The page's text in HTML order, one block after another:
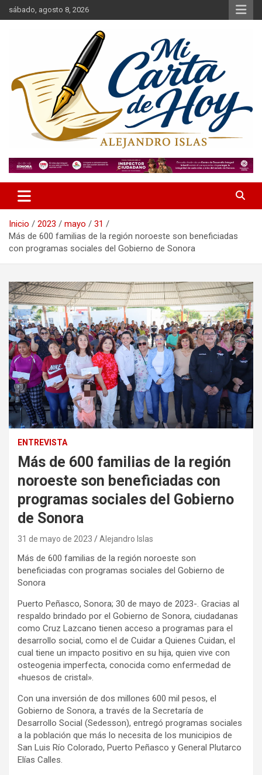
Saltar
al
sábado, agosto 8, 2026
Mi Carta de Hoy
Inicio 2023 mayo
31
Más de 600 familias de la región noroeste son beneficiadas
con programas sociales del Gobierno de Sonora
ENTREVISTA
Más de 600 familias de la región
noroeste son beneficiadas con
programas sociales del Gobierno
de Sonora
31 de mayo de 2023 Alejandro Islas
Más de 600 familias de la región noroeste son
beneficiadas con programas sociales del Gobierno de
Sonora
Puerto Peñasco, Sonora; 30 de mayo de 2023-. Gracias al
respaldo brindado por el Gobierno de Sonora, ciudadanas
como Cruz Lazcano tienen acceso a programas para el
desarrollo social, como el de Cuidar a Quienes Cuidan, el
cual tiene un impacto positivo en su hija, quien vive con
osteogenia imperfecta, conocida como enfermedad de
«huesos de cristal».
Con una inversión de dos millones 600 mil pesos, el
Gobierno de Sonora, a través de la Secretaría de
Desarrollo Social (Sedesson), entregó programas sociales
a la población que más lo necesita de los municipios de
San Luis Río Colorado, Puerto Peñasco y General Plutarco
Elías Calles.